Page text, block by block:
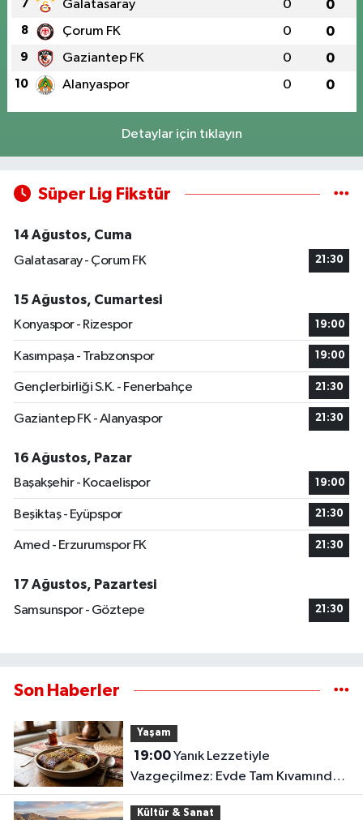
7 Galatasaray 0 0
8 Çorum FK 0 0
9 Gaziantep FK 0 0
10 Alanyaspor 0 0
Detaylar için tıklayın
Süper Lig Fikstür
14 Ağustos, Cuma
Galatasaray - Çorum FK
21:30
15 Ağustos, Cumartesi
Konyaspor - Rizespor
19:00
Kasımpaşa - Trabzonspor 19:00
Gençlerbirliği S.K. - Fenerbahçe 21:30
Gaziantep FK - Alanyaspor 21:30
16 Ağustos, Pazar
Başakşehir - Kocaelispor
19:00
Beşiktaş - Eyüpspor 21:30
Amed - Erzurumspor FK 21:30
17 Ağustos, Pazartesi
Samsunspor - Göztepe
21:30
Son Haberler
Yaşam
19:00Yanık Lezzetiyle
Vazgeçilmez: Evde Tam Kıvamında
Kazandibi Tarifi
Kültür & Sanat